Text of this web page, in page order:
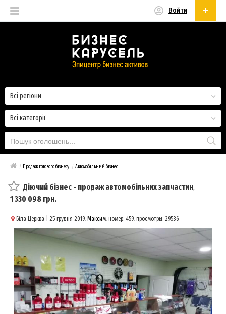
Войти
Всі категорії
Всі регіони
/ Продаж готового бізнесу / Автомобільний бізнес
Діючий бізнес - продаж автомобільних запчастин,
1 330 098 грн.
Біла Церква | 25 грудня 2019, Максим, номер: 459, просмотры: 29536